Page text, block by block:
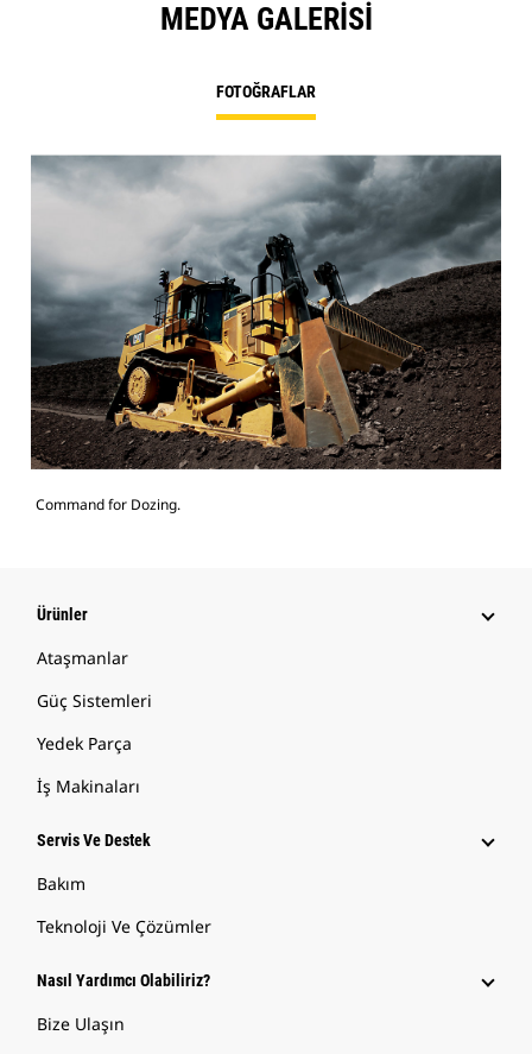
MEDYA GALERISI
FOTOĞRAFLAR
Command for Dozing.
Ürünler
Ataşmanlar
Güç Sistemleri
Yedek Parça
İş Makinaları
Servis Ve Destek
Bakım
Teknoloji Ve Çözümler
Nasıl Yardımcı Olabiliriz?
Bize Ulaşın